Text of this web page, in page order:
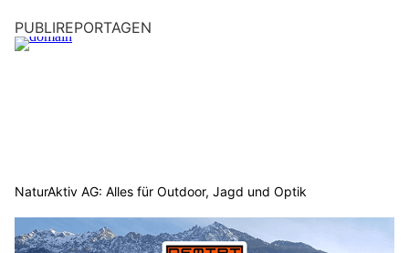
PUBLIREPORTAGEN
NaturAktiv AG: Alles für Outdoor, Jagd und Optik